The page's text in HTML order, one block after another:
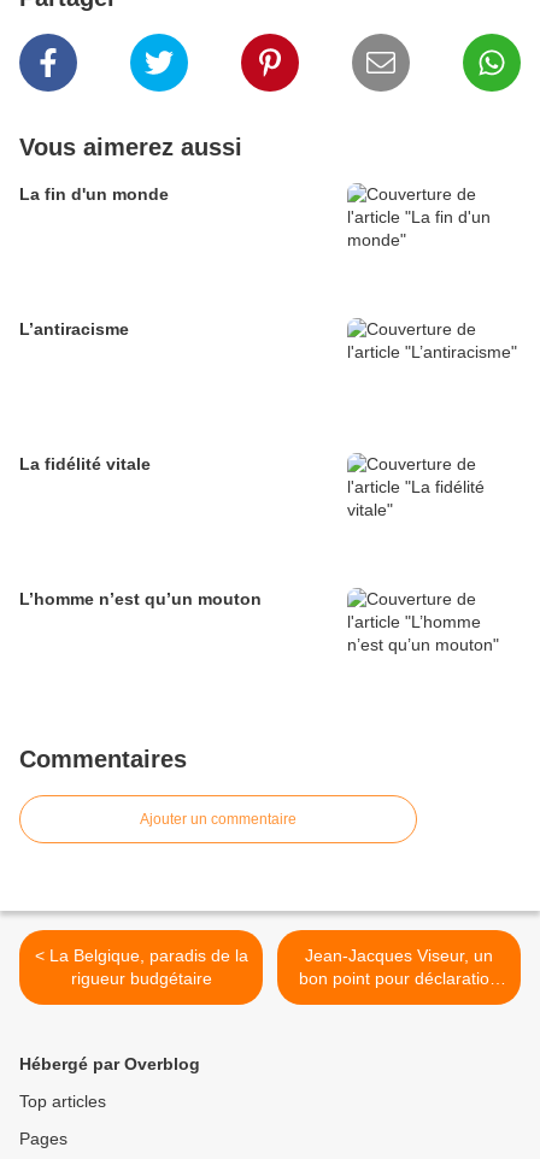
Vous aimerez aussi
La fin d'un monde
L’antiracisme
La fidélité vitale
L’homme n’est qu’un mouton
Commentaires
Ajouter un commentaire
< La Belgique, paradis de la
rigueur budgétaire
Jean-Jacques Viseur, un
bon point pour déclaration
intelligente ! >
Hébergé par Overblog
Top articles
Pages